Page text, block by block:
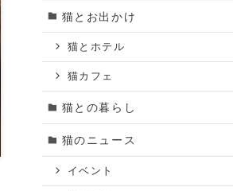
猫とお出かけ
猫とホテル
猫カフェ
猫との暮らし
猫のニュース
イベント